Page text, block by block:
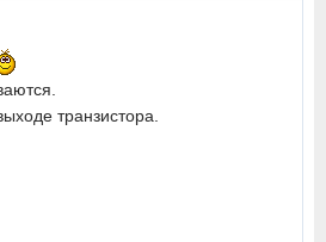
транзистора.